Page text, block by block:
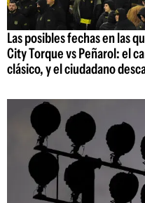
Las posibles fechas en las
City Torque vs Peñarol: el
clásico, y el ciudadano